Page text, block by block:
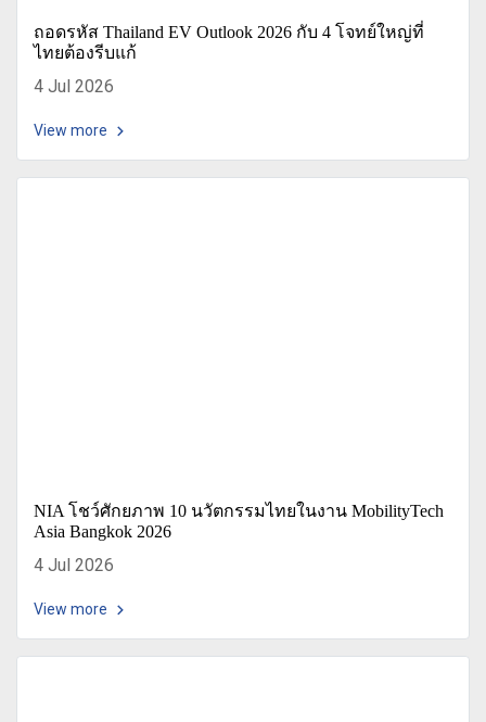
ถอดรหัส Thailand EV Outlook 2026 กับ 4 โจทย์ใหญ่ที่
ไทยต้องรีบแก้
4 Jul 2026
View more
NIA โชว์ศักยภาพ 10 นวัตกรรมไทยในงาน MobilityTech
Asia Bangkok 2026
4 Jul 2026
View more